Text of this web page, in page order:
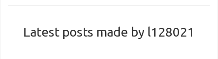
Latest posts made by l128021